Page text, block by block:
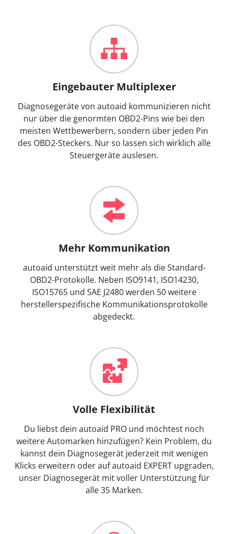
Eingebauter Multiplexer
Diagnosegeräte von autoaid kommunizieren nicht
nur über die genormten OBD2-Pins wie bei den
meisten Wettbewerbern, sondern über jeden Pin
des OBD2-Steckers. Nur so lassen sich wirklich alle
Steuergeräte auslesen.
Mehr Kommunikation
autoaid unterstützt weit mehr als die Standard-
OBD2-Protokolle. Neben ISO9141, ISO14230,
ISO15765 und SAE J2480 werden 50 weitere
herstellerspezifische Kommunikationsprotokolle
abgedeckt.
Volle Flexibilität
Du liebst dein autoaid PRO und möchtest noch
weitere Automarken hinzufügen? Kein Problem, du
kannst dein Diagnosegerät jederzeit mit wenigen
Klicks erweitern oder auf autoaid EXPERT upgraden,
unser Diagnosegerät mit voller Unterstützung für
alle 35 Marken.